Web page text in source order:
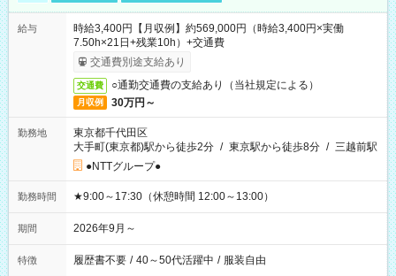
給与
時給3,400円【月収例】約569,000円（時給3,400円×実働
7.50h×21日+残業10h）+交通費
交通費別途支給あり
交通費 ○通勤交通費の支給あり（当社規定による）
月収例 30万円～
勤務地
東京都千代田区
大手町(東京都)駅から徒歩2分 / 東京駅から徒歩8分 / 三越前駅
●NTTグループ●
勤務時間 ★9:00～17:30（休憩時間 12:00～13:00）
期間 2026年9月～
特徴 履歴書不要 / 40～50代活躍中 / 服装自由